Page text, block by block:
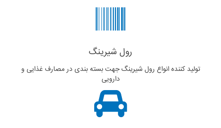
رول شیرینگ
تولید کننده انواع رول شیرینگ جهت بسته بندی در مصارف غذایی و
دارویی